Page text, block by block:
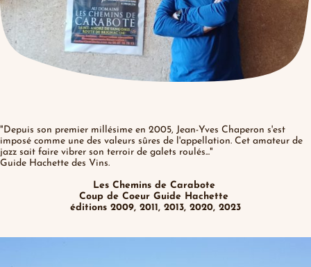
"Depuis son premier millésime en 2005, Jean-Yves Chaperon s'est
imposé comme une des valeurs sûres de l'appellation. Cet amateur de
jazz sait faire vibrer son terroir de galets roulés..."
Guide Hachette des Vins.
Les Chemins de Carabote
Coup de Coeur Guide Hachette
éditions 2009, 2011, 2013, 2020, 2023